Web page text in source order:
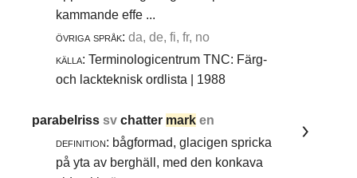
kammande effe ...
övriga språk: da, de, fi, fr, no
källa: Terminologicentrum TNC: Färg-
och lackteknisk ordlista | 1988
parabelrisssvchatter mark en
definition: bågformad, glacigen spricka
på yta av berghäll, med den konkava